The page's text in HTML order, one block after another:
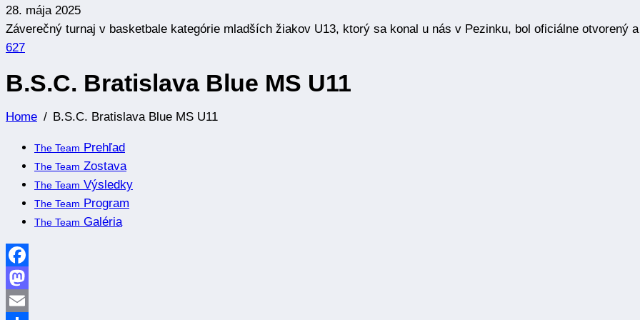
28. mája 2025
Záverečný turnaj v basketbale kategórie mladších žiakov U13, ktorý sa konal u nás v Pezinku, bol oficiálne otvorený
627
B.S.C. Bratislava Blue MS U11
Home B.S.C. Bratislava Blue MS U11
The Team Prehľad
The Team Zostava
The Team Výsledky
The Team Program
The Team Galéria
Facebook
Mastodon